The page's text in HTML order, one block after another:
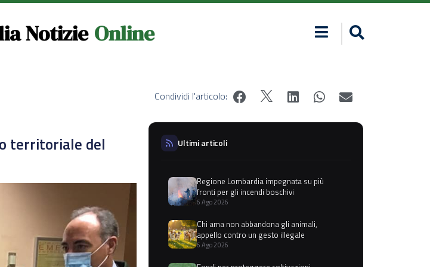
Notizie Online
territoriale del
Condividi l'articolo:
Ultimi articoli
Regione Lombardia impegnata su più
fronti per gli incendi boschivi
6 Ago 2026
Chi ama non abbandona gli animali,
appello contro un gesto illegale
6 Ago 2026